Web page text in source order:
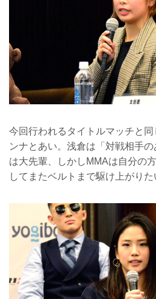
今回行われるタイトルマッチと
ンナとあい。浅倉は「対戦相手
は大先輩、しかしMMAは自分の
してまたベルトまで駆け上がりた